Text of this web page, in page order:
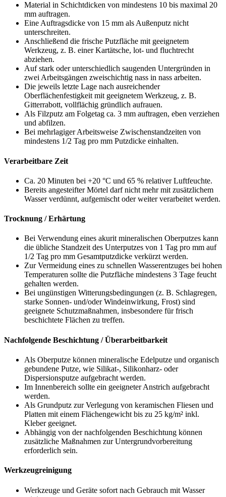
Material in Schichtdicken von mindestens 10 bis maximal 20
mm auftragen.
Eine Auftragsdicke von 15 mm als Außenputz nicht
unterschreiten.
Anschließend die frische Putzfläche mit geeignetem
Werkzeug, z. B. einer Kartätsche, lot- und fluchtrecht
abziehen.
Auf stark oder unterschiedlich saugenden Untergründen in
zwei Arbeitsgängen zweischichtig nass in nass arbeiten.
Die jeweils letzte Lage nach ausreichender
Oberflächenfestigkeit mit geeignetem Werkzeug, z. B.
Gitterrabott, vollflächig gründlich aufrauen.
Als Filzputz am Folgetag ca. 3 mm auftragen, eben verziehen
und abfilzen.
Bei mehrlagiger Arbeitsweise Zwischenstandzeiten von
mindestens 1/2 Tag pro mm Putzdicke einhalten.
Verarbeitbare Zeit
Ca. 20 Minuten bei +20 °C und 65 % relativer Luftfeuchte.
Bereits angesteifter Mörtel darf nicht mehr mit zusätzlichem
Wasser verdünnt, aufgemischt oder weiter verarbeitet werden.
Trocknung / Erhärtung
Bei Verwendung eines akurit mineralischen Oberputzes kann
die übliche Standzeit des Unterputzes von 1 Tag pro mm auf
1/2 Tag pro mm Gesamtputzdicke verkürzt werden.
Zur Vermeidung eines zu schnellen Wasserentzuges bei hohen
Temperaturen sollte die Putzfläche mindestens 3 Tage feucht
gehalten werden.
Bei ungünstigen Witterungsbedingungen (z. B. Schlagregen,
starke Sonnen- und/oder Windeinwirkung, Frost) sind
geeignete Schutzmaßnahmen, insbesondere für frisch
beschichtete Flächen zu treffen.
Nachfolgende Beschichtung / Überarbeitbarkeit
Als Oberputze können mineralische Edelputze und organisch
gebundene Putze, wie Silikat-, Silikonharz- oder
Dispersionsputze aufgebracht werden.
Im Innenbereich sollte ein geeigneter Anstrich aufgebracht
werden.
Als Grundputz zur Verlegung von keramischen Fliesen und
Platten mit einem Flächengewicht bis zu 25 kg/m² inkl.
Kleber geeignet.
Abhängig von der nachfolgenden Beschichtung können
zusätzliche Maßnahmen zur Untergrundvorbereitung
erforderlich sein.
Werkzeugreinigung
Werkzeuge und Geräte sofort nach Gebrauch mit Wasser